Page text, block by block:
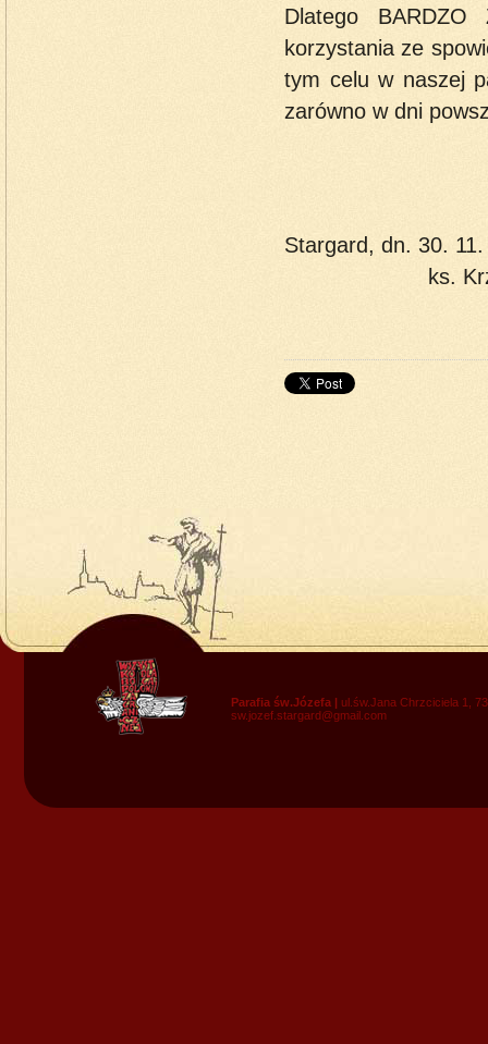
Dlatego BARDZO
korzystania ze
tym celu w naszej
zarówno w dni
ks. Krzysztof
Parafia św.Józefa | ul.św.Jana Chrzciciela 1,
sw.jozef.stargard@gmail.com